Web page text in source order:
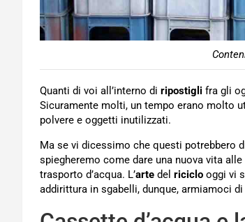
Quanti di voi all’interno di ripostigli fra gli
Sicuramente molti, un tempo erano molto
polvere e oggetti inutilizzati.
Ma se vi dicessimo che questi potrebbero
spiegheremo come dare una nuova vita
trasporto d’acqua. L’arte del riciclo oggi vi
addirittura in sgabelli, dunque, armiamoci